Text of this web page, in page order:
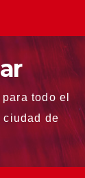
todo el
de